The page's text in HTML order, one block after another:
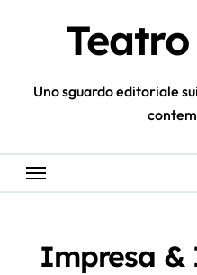
Uno sguardo editoriale
Impresa &